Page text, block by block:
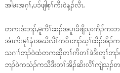
အါမးအဂ့ၢ်,ပၥ်ဖျါစ့ၢ်ကီးဝဲန့ၣ်လီၤ.
တကးဒံးဘၣ်,မူကီၢ်ဆၣ်အပူၤခီဖျိသုးကီၣ်ကးတ
အံၤကိးမုၢ်နံၤအဃိလီၢ်က၀ီၤဘၣ်ဃ့ၢ်ထီၣ်အိၣ်
သဂၢၢ်ဘၣ်ဝဲထံတကဆှီတၢ်ကီတၢ်ခဲဒီးတူၢ်ဘ
ဘၣ်ဝဲကသံၣ်ကသီဒီးတၢ်အိၣ်ဆိးလီၢ်ကျဲသ့ၣ်တ